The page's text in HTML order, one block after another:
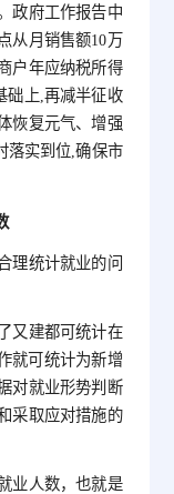
政府工作报告中
从月销售额10万
户年应纳税所得
础上,再减半征收
恢复元气、增强
落实到位,确保市
理统计就业的问
又建都可统计在
就可统计为新增
对就业形势判断
采取应对措施的
业人数，也就是